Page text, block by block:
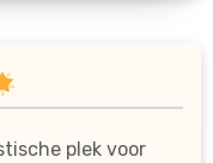
plek voor